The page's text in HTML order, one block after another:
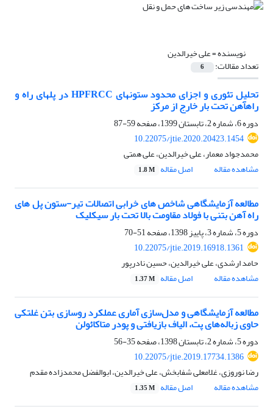
نویسنده =علی خیرالدین
تعداد مقالات: 6
تحلیل تئوری و اجزای محدود ستون‏های HPFRCC در پل‏های راه و
راه‏آهن تحت بار خارج از مرکز
دوره 6، شماره 2، تابستان 1399، صفحه
59-87
10.22075/jtie.2020.20423.1454
محمدجواد معمار، علی خیرالدین، علی همتی
مشاهده مقاله
اصل مقاله 1.8 M
مطالعه آزمایشگاهی شاخص های خرابی اتصالات تیر-ستون پل های
راه آهن بتنی با فولاد مقاومت بالا تحت بار سیکلیک
دوره 5، شماره 3، پاییز 1398، صفحه
51-70
10.22075/jtie.2019.16918.1361
حامد ارشدی، علی خیرالدین، حسین نادرپور
مشاهده مقاله
اصل مقاله 1.37 M
مطالعه آزمایشگاهی و مدل‌سازی آماری عملکرد روسازی بتن غلتکی
حاوی زباله‌های پت، الیاف بازیافتی و پودر متاکائولن
دوره 5، شماره 2، تابستان 1398، صفحه
35-56
10.22075/jtie.2019.17734.1386
رضا نوروزی، غلامعلی شفابخش، علی خیرالدین، ابوالفضل محمدزاده مقدم
مشاهده مقاله
اصل مقاله 1.35 M